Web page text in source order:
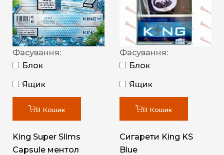
Фасування:
Блок
Ящик
В Кошик
King Super Slims
Capsule ментол
Фасування:
Блок
Ящик
В Кошик
Сигарети King KS
Blue